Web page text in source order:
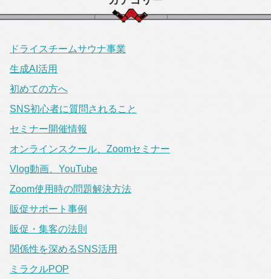
ドライスチームサウナ事業
生成AI活用
初めての方へ
SNS初心者に質問されること
セミナー開催情報
オンラインスクール、Zoomセミナー
Vlog動画、YouTube
Zoom使用時の問題解決方法
販促サポート事例
販促・集客の法則
関係性を深めるSNS活用
ミラクルPOP